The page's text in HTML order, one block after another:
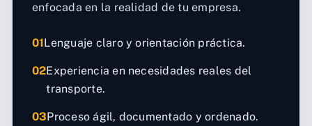
enfocada en la realidad de tu empresa.
01Lenguaje claro y orientación práctica.
02Experiencia en necesidades reales del
transporte.
03Proceso ágil, documentado y ordenado.